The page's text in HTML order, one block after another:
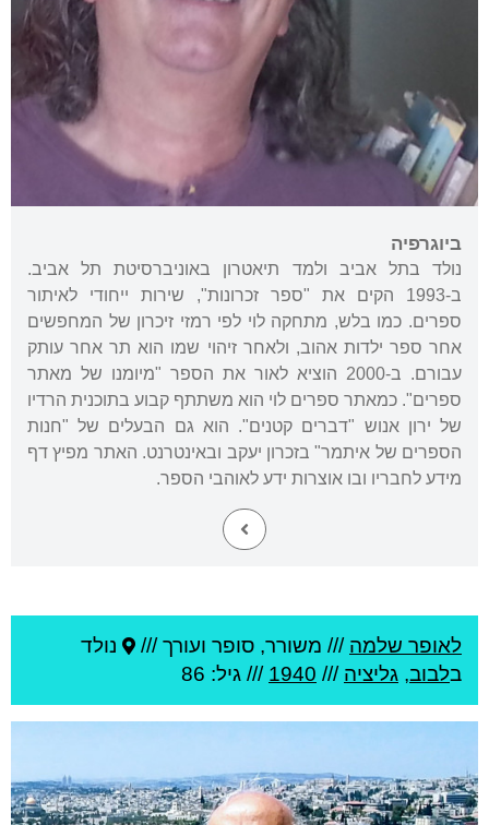
ביוגרפיה
נולד בתל אביב ולמד תיאטרון באוניברסיטת תל אביב.
ב-1993 הקים את "ספר זכרונות", שירות ייחודי לאיתור
ספרים. כמו בלש, מתחקה לוי לפי רמזי זיכרון של המחפשים
אחר ספר ילדות אהוב, ולאחר זיהוי שמו הוא תר אחר עותק
עבורם. ב-2000 הוציא לאור את הספר "מיומנו של מאתר
ספרים". כמאתר ספרים לוי הוא משתתף קבוע בתוכנית הרדיו
של ירון אנוש "דברים קטנים". הוא גם הבעלים של "חנות
הספרים של איתמר" בזכרון יעקב ובאינטרנט. האתר מפיץ דף
מידע לחבריו ובו אוצרות ידע לאוהבי הספר.
לאופר שלמה /// משורר, סופר ועורך ///
נולד
בלבוב, גליציה ///
1940 /// גיל: 86